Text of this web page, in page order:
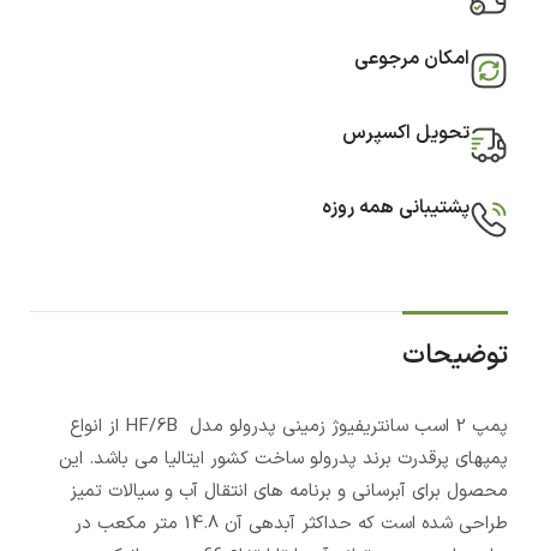
امکان مرجوعی
تحویل اکسپرس
پشتیبانی همه روزه
توضیحات
پمپ 2 اسب سانتریفیوژ زمینی پدرولو مدل HF/6B از انواع
پمپهای پرقدرت برند پدرولو ساخت کشور ایتالیا می باشد. این
محصول برای آبرسانی و برنامه های انتقال آب و سیالات تمیز
طراحی شده است که حداکثر آبدهی آن 14.8 متر مکعب در